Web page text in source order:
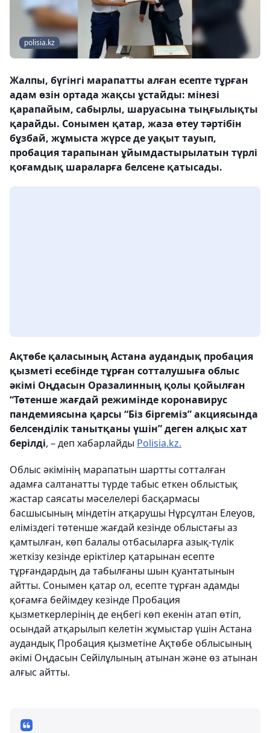
polisia.kz
Жалпы, бүгінгі марапатты алған есепте тұрған
адам өзін ортада жақсы ұстайды: мінезі
қарапайым, сабырлы, шаруасына тыңғылықты
қарайды. Сонымен қатар, жаза өтеу тәртібін
бұзбай, жұмыста жүрсе де уақыт тауып,
пробация тарапынан ұйымдастырылатын түрлі
қоғамдық шараларға белсене қатысады.
Ақтөбе қаласының Астана аудандық пробация
қызметі есебінде тұрған сотталушыға облыс
әкімі Оңдасын Оразалинның қолы қойылған
“Төтенше жағдай режимінде коронавирус
пандемиясына қарсы “Біз біргеміз” акциясында
белсенділік танытқаны үшін” деген алқыс хат
берілді, – деп хабарлайды Polisia.kz.
Облыс әкімінің марапатын шартты сотталған
адамға салтанатты түрде табыс еткен облыстық
жастар саясаты мәселелері басқармасы
басшысының міндетін атқарушы Нұрсұлтан Елеуов,
еліміздегі төтенше жағдай кезінде облыстағы аз
қамтылған, көп балалы отбасыларға азық-түлік
жеткізу кезінде еріктілер қатарынан есепте
тұрғандардың да табылғаны шын қуантатынын
айтты. Сонымен қатар ол, есепте тұрған адамды
қоғамға бейімдеу кезінде Пробация
қызметкерлерінің де еңбегі көп екенін атап өтіп,
осындай атқарылып келетін жұмыстар үшін Астана
аудандық Пробация қызметіне Ақтөбе облысының
әкімі Оңдасын Сейілұлының атынан және өз атынан
алғыс айтты.